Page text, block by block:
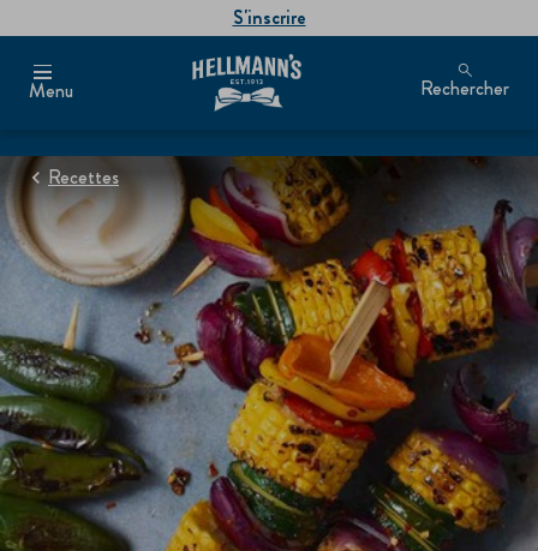
S'inscrire
Menu Rechercher
Recettes